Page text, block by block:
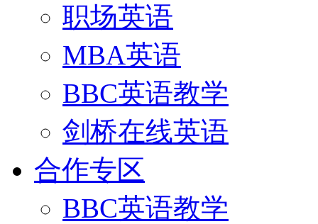
职场英语
MBA英语
BBC英语教学
剑桥在线英语
合作专区
BBC英语教学